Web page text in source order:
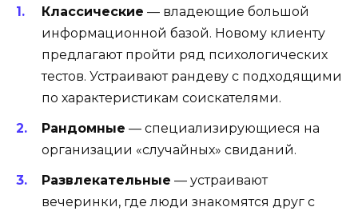
Классические — владеющие большой
информационной базой. Новому клиенту
предлагают пройти ряд психологических
тестов. Устраивают рандеву с подходящими
по характеристикам соискателями.
Рандомные — специализирующиеся на
организации «случайных» свиданий.
Развлекательные — устраивают
вечеринки, где люди знакомятся друг с